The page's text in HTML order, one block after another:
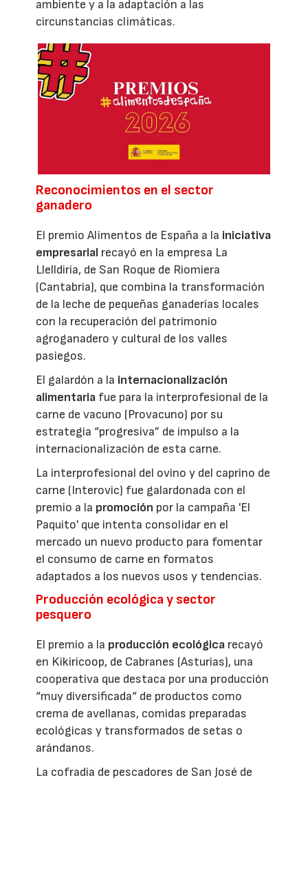
ambiente y a la adaptación a las
circunstancias climáticas.
Reconocimientos en el sector
ganadero
El premio Alimentos de España a la iniciativa
empresarial recayó en la empresa La
Llelldiría, de San Roque de Riomiera
(Cantabria), que combina la transformación
de la leche de pequeñas ganaderías locales
con la recuperación del patrimonio
agroganadero y cultural de los valles
pasiegos.
El galardón a la internacionalización
alimentaria fue para la interprofesional de la
carne de vacuno (Provacuno) por su
estrategia “progresiva” de impulso a la
internacionalización de esta carne.
La interprofesional del ovino y del caprino de
carne (Interovic) fue galardonada con el
premio a la promoción por la campaña 'El
Paquito' que intenta consolidar en el
mercado un nuevo producto para fomentar
el consumo de carne en formatos
adaptados a los nuevos usos y tendencias.
Producción ecológica y sector
pesquero
El premio a la producción ecológica recayó
en Kikiricoop, de Cabranes (Asturias), una
cooperativa que destaca por una producción
“muy diversificada“ de productos como
crema de avellanas, comidas preparadas
ecológicas y transformados de setas o
arándanos.
La cofradía de pescadores de San José de